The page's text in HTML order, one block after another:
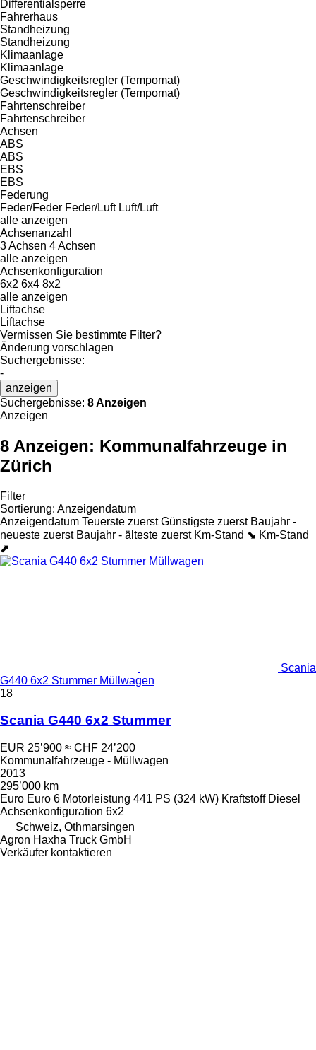
Differentialsperre
Fahrerhaus
Standheizung
Standheizung
Klimaanlage
Klimaanlage
Geschwindigkeitsregler (Tempomat)
Geschwindigkeitsregler (Tempomat)
Fahrtenschreiber
Fahrtenschreiber
Achsen
ABS
ABS
EBS
EBS
Federung
Feder/Feder Feder/Luft Luft/Luft
alle anzeigen
Achsenanzahl
3 Achsen 4 Achsen
alle anzeigen
Achsenkonfiguration
6x2 6x4 8x2
alle anzeigen
Liftachse
Liftachse
Vermissen Sie bestimmte Filter?
Änderung vorschlagen
Suchergebnisse:
-
anzeigen
Suchergebnisse: 8 Anzeigen
Anzeigen
8 Anzeigen: Kommunalfahrzeuge in
Zürich
Filter
Sortierung: Anzeigendatum
Anzeigendatum Teuerste zuerst Günstigste zuerst Baujahr -
neueste zuerst Baujahr - älteste zuerst Km-Stand ⬊ Km-Stand
⬈
Scania
G440 6x2 Stummer Müllwagen
18
Scania G440 6x2 Stummer
EUR 25’900 ≈ CHF 24’200
Kommunalfahrzeuge - Müllwagen
2013
295’000 km
Euro Euro 6 Motorleistung 441 PS (324 kW) Kraftstoff Diesel
Achsenkonfiguration 6x2
Schweiz, Othmarsingen
Agron Haxha Truck GmbH
Verkäufer kontaktieren